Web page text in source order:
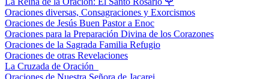
Oraciones diversas, Consagraciones y Exorcismos
Oraciones de Jesús Buen Pastor a Enoc
Oraciones para la Preparación Divina de los Corazones
Oraciones de la Sagrada Familia Refugio
Oraciones de otras Revelaciones
La Cruzada de Oración
Oraciones de Nuestra Señora de Jacarei